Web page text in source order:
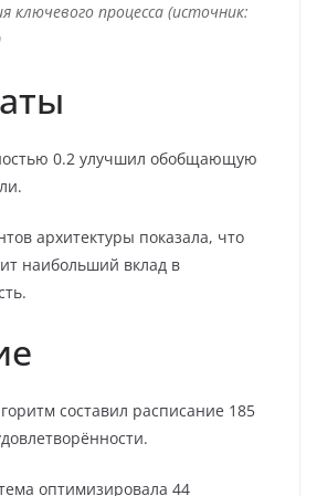
ключевого процесса (источник:
0.2 улучшил обобщающую
архитектуры показала, что
наибольший вклад в
составил расписание 185
оптимизировала 44